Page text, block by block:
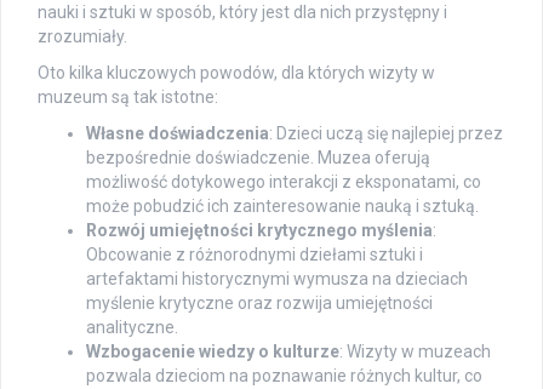
nauki i sztuki w sposób, który jest dla nich przystępny i
zrozumiały.
Oto kilka kluczowych powodów, dla których wizyty w
muzeum są tak istotne:
Własne doświadczenia: Dzieci uczą się najlepiej przez
bezpośrednie doświadczenie. Muzea oferują
możliwość dotykowego interakcji z eksponatami, co
może pobudzić ich zainteresowanie nauką i sztuką.
Rozwój umiejętności krytycznego myślenia:
Obcowanie z różnorodnymi dziełami sztuki i
artefaktami historycznymi wymusza na dzieciach
myślenie krytyczne oraz rozwija umiejętności
analityczne.
Wzbogacenie wiedzy o kulturze: Wizyty w muzeach
pozwala dzieciom na poznawanie różnych kultur, co